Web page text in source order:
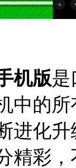
机版是
中的
进化
精彩